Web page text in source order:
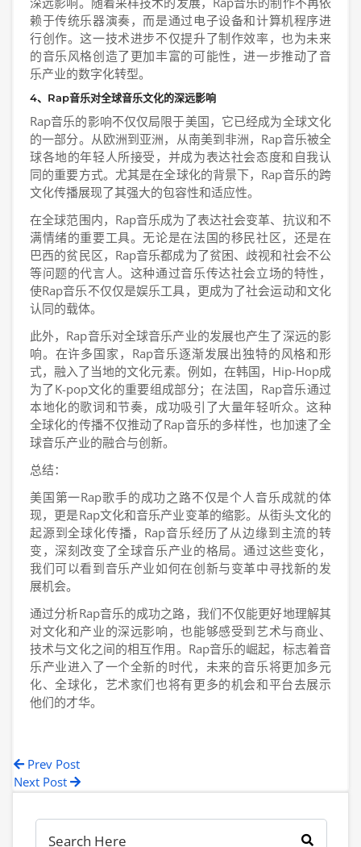
赖于传统乐器演奏，而是通过电子设备和计算机程序进
行创作。这一技术进步不仅提升了制作效率，也为未来
的音乐风格创造了更加丰富的可能性，进一步推动了音
乐产业的数字化转型。
4、Rap音乐对全球音乐文化的深远影响
Rap音乐的影响不仅仅局限于美国，它已经成为全球文化
的一部分。从欧洲到亚洲，从南美到非洲，Rap音乐被全
球各地的年轻人所接受，并成为表达社会态度和自我认
同的重要方式。尤其是在全球化的背景下，Rap音乐的跨
文化传播展现了其强大的包容性和适应性。
在全球范围内，Rap音乐成为了表达社会变革、抗议和不
满情绪的重要工具。无论是在法国的移民社区，还是在
巴西的贫民区，Rap音乐都成为了贫困、歧视和社会不公
等问题的代言人。这种通过音乐传达社会立场的特性，
使Rap音乐不仅仅是娱乐工具，更成为了社会运动和文化
认同的载体。
此外，Rap音乐对全球音乐产业的发展也产生了深远的影
响。在许多国家，Rap音乐逐渐发展出独特的风格和形
式，融入了当地的文化元素。例如，在韩国，Hip-Hop成
为了K-pop文化的重要组成部分；在法国，Rap音乐通过
本地化的歌词和节奏，成功吸引了大量年轻听众。这种
全球化的传播不仅推动了Rap音乐的多样性，也加速了全
球音乐产业的融合与创新。
总结：
美国第一Rap歌手的成功之路不仅是个人音乐成就的体
现，更是Rap文化和音乐产业变革的缩影。从街头文化的
起源到全球化传播，Rap音乐经历了从边缘到主流的转
变，深刻改变了全球音乐产业的格局。通过这些变化，
我们可以看到音乐产业如何在创新与变革中寻找新的发
展机会。
通过分析Rap音乐的成功之路，我们不仅能更好地理解其
对文化和产业的深远影响，也能够感受到艺术与商业、
技术与文化之间的相互作用。Rap音乐的崛起，标志着音
乐产业进入了一个全新的时代，未来的音乐将更加多元
化、全球化，艺术家们也将有更多的机会和平台去展示
他们的才华。
Prev Post
Next Post